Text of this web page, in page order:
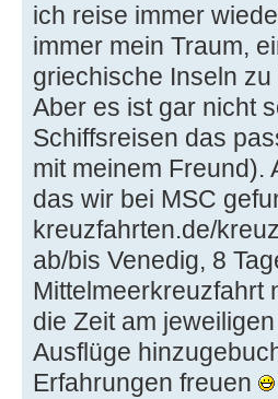
ich reise immer
immer mein Traum,
griechische Inseln
Aber es ist gar nicht
Schiffsreisen das
mit meinem Freund).
das wir bei MSC
kreuzfahrten.de/
ab/bis Venedig, 8
Mittelmeerkreuzfahrt
die Zeit am
Ausflüge
Erfahrungen freuen